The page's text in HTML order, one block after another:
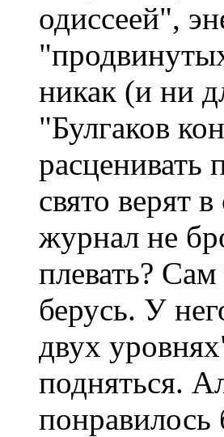
одиссеей",
никак (и ни
"Булгаков
расценивать
свято верят
журнал не
плевать? Сам
берусь. У
двух
подняться.